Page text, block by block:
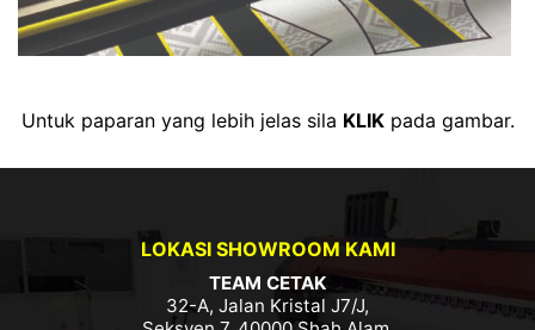
Untuk paparan yang lebih jelas sila KLIKpada gambar.
LOKASI SHOWROOM KAMI
TEAM CETAK
32-A, Jalan Kristal J7/J,